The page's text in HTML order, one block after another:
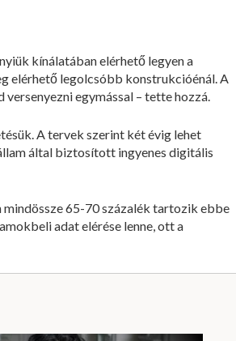
kínálatában elérhető legyen a
elérhető legolcsóbb konstrukcióénál. A
egymással – tette hozzá.
A tervek szerint két évig lehet
által biztosított ingyenes digitális
mindössze 65-70 százalék tartozik ebbe
adat elérése lenne, ott a